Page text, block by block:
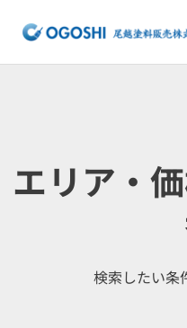
ス
エリア・
検索したい条